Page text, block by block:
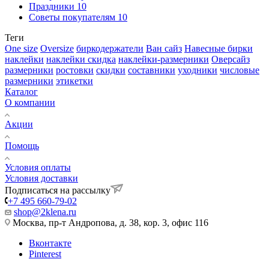
Праздники 10
Советы покупателям 10
Теги
One size Oversize биркодержатели Ван сайз Навесные бирки
наклейки наклейки скидка наклейки-размерники Оверсайз
размерники ростовки скидки составники уходники числовые
размерники этикетки
Каталог
О компании
Акции
Помощь
Условия оплаты
Условия доставки
Подписаться на рассылку
+7 495 660-79-02
shop@2klena.ru
Москва, пр-т Андропова, д. 38, кор. 3, офис 116
Вконтакте
Pinterest